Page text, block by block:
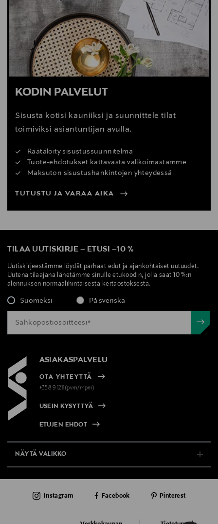
KODIN PALVELUT
Sisusta kotisi kauniiksi ja suunnittele tilat
toimiviksi asiantuntijan avulla.
Räätälöity sisustussuunnitelma
Tuote-ehdotukset kattavasta valikoimastamme
Maksuton sisustushankintojen yhteydessä
TUTUSTU JA VARAA AIKA
TILAA UUTISKIRJE – ETUSI –10 %
Uutiskirjeestämme löydät parhaat edut ja ajankohtaiset uutuudet.
Uutena tilaajana lähetämme sinulle etukoodin, jolla saat 10 %:n
alennuksen normaalihintaisesta kertaostoksesta.
Suomeksi På svenska
ASIAKASPALVELU
OTA YHTEYTTÄ
+358 9 1211(pvm/mpm)
USEIN KYSYTTYÄ
ETUJEN EHDOT
NÄYTÄ VALIKKO
AJANKOHTAISTA
Instagram Facebook Pinterest